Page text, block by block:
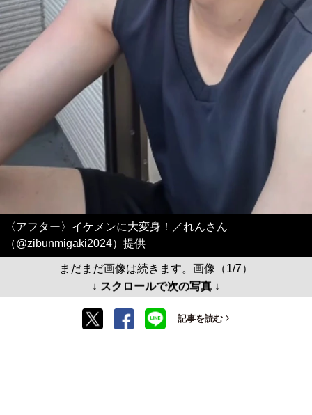
〈アフター〉イケメンに大変身！／れんさん
（@zibunmigaki2024）提供
まだまだ画像は続きます。画像（1/7）
↓ スクロールで次の写真 ↓
記事を読む